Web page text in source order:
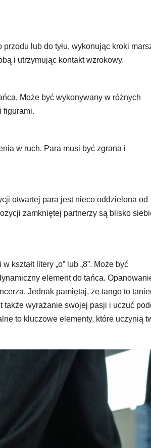
lub do tyłu, wykonując kroki
i utrzymując kontakt wzrokowy.
Może być wykonywany w różnych
figurami.
w ruch. Para musi być zgrana i
otwartej para jest nieco oddzielona od
zamkniętej partnerzy są blisko
litery „o” lub „8”. Może być
element do tańca.
Jednak pamiętaj, że tango to
także wyrażanie swojej pasji i uczuć
to kluczowe elementy, które uczynią